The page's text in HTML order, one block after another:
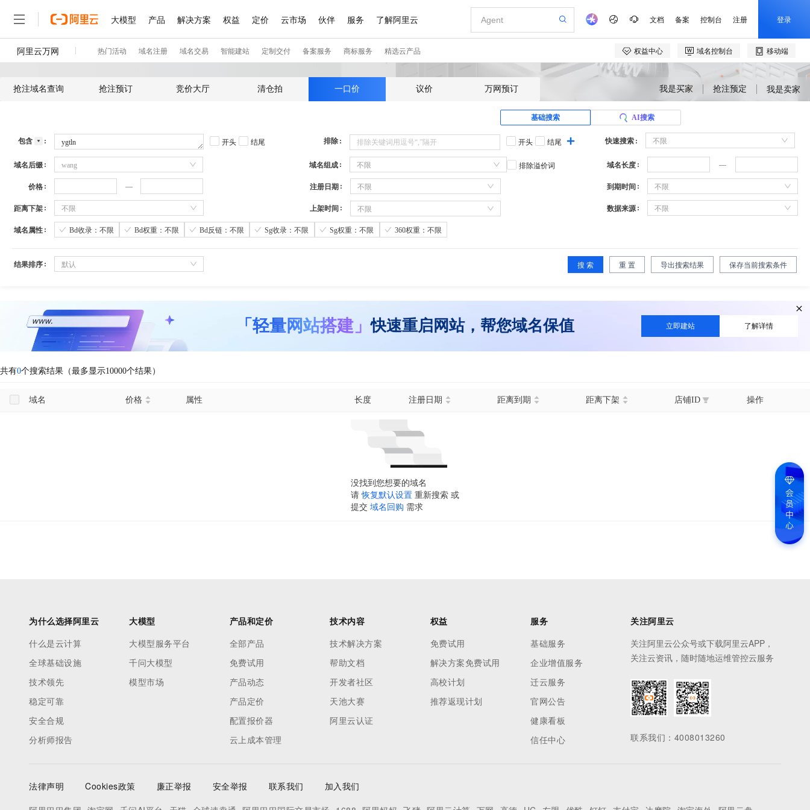
抢注域名查询 抢注预订 竞价大厅 清仓拍 一口价 议价 万网预订 我是买家 抢注预定 我是卖家
基础搜索 AI搜索
包含 开头 结尾 排除 开头 结尾 快速搜索 不限
域名后缀 wang 域名组成 不限 排除溢价词 域名长度
价格 注册日期 不限 到期时间 不限
距离下架 不限 上架时间 不限 数据来源 不限
域名属性 Bd收录：不限 Bd权重：不限 Bd反链：不限 Sg收录：不限 Sg权重：不限 360权重：不限
结果排序 默认 搜 索 重 置 导出搜索结果 保存当前搜索条件
「轻量网站搭建」快速重启网站，帮您域名保值 立即建站 了解详情
共有0个搜索结果（最多显示10000个结果）
域名 价格 属性 长度 注册日期 距离到期 距离下架 店铺ID 操作
没找到您想要的域名
请 恢复默认设置 重新搜索 或
提交 域名回购 需求